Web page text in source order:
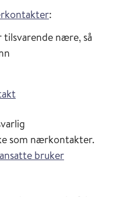
:
tilsvarende nære, så
som nærkontakter.
bruker